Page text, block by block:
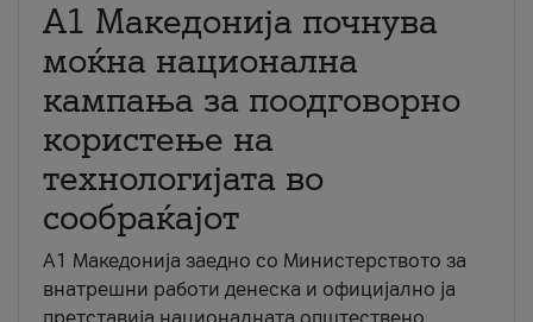
A1 Македонија почнува
моќна национална
кампања за поодговорно
користење на
технологијата во
сообраќајот
A1 Македонија заедно со Министерството за
внатрешни работи денеска и официјално ја